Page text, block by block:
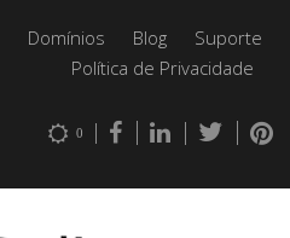
Domínios Blog Suporte
Política de Privacidade
0